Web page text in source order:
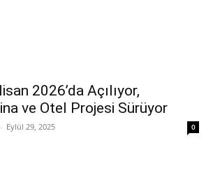
2026’da Açılıyor,
ve Otel Projesi Sürüyor
- Eylül 29, 2025 0